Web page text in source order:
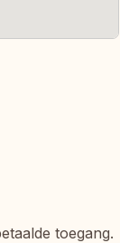
toegang.